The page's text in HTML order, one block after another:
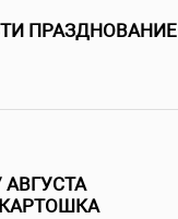
ПРАЗДНОВАНИЕ